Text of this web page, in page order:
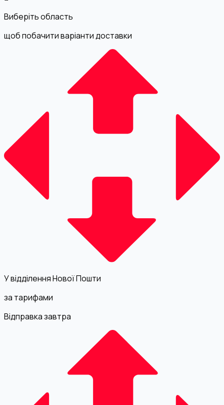
Виберіть область
щоб побачити варіанти доставки
У відділення Нової Пошти
за тарифами
Відправка завтра